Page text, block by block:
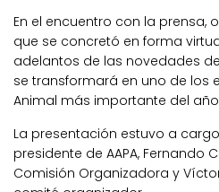
En el encuentro con la prensa,
que se concretó en forma
adelantos de las novedades
se transformará en uno de los
Animal más importante del
La presentación estuvo a cargo
presidente de AAPA, Fernando
Comisión Organizadora y